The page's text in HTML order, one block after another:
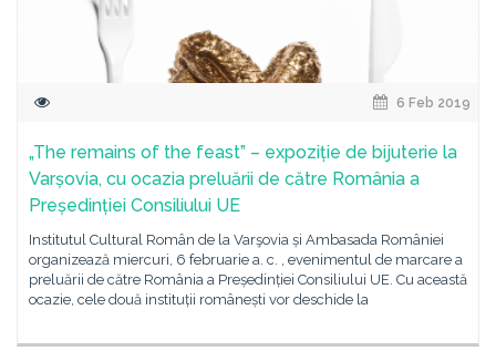
6 Feb 2019
„The remains of the feast” – expoziție de bijuterie la
Varșovia, cu ocazia preluării de către România a
Președinției Consiliului UE
Institutul Cultural Român de la Varşovia și Ambasada României
organizează miercuri, 6 februarie a. c. , evenimentul de marcare a
preluării de către România a Președinției Consiliului UE. Cu această
ocazie, cele două instituții românești vor deschide la